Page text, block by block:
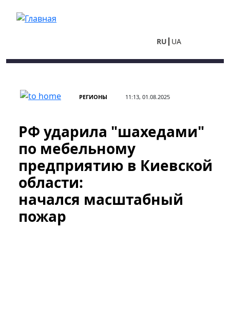
RU UA
РЕГИОНЫ 11:13, 01.08.2025
РФ ударила "шахедами"
по мебельному
предприятию в Киевской
области:
начался масштабный
пожар